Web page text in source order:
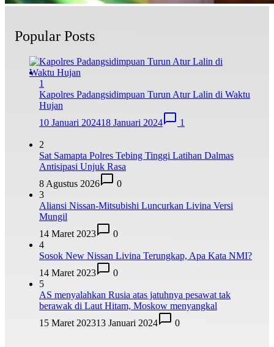
Popular Posts
1
Kapolres Padangsidimpuan Turun Atur Lalin di Waktu
Hujan
10 Januari 202418 Januari 2024 1
2
Sat Samapta Polres Tebing Tinggi Latihan Dalmas
Antisipasi Unjuk Rasa
8 Agustus 2026
0
3
Aliansi Nissan-Mitsubishi Luncurkan Livina Versi
Mungil
14 Maret 2023
0
4
Sosok New Nissan Livina Terungkap, Apa Kata NMI?
14 Maret 2023
0
5
AS menyalahkan Rusia atas jatuhnya pesawat tak
berawak di Laut Hitam, Moskow menyangkal
15 Maret 202313 Januari 2024 0